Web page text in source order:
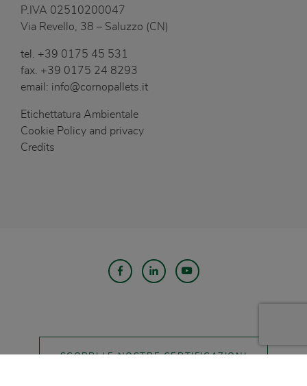
P.IVA 02510200047
Via Revello, 38 – Saluzzo (CN)
tel. +39 0175 45 531
fax. +39 0175 24 8293
email: info@cornopallets.it
Etichettatura Ambientale
Cookie Policy and privacy
Credits
SCOPRI LE NOSTRE CERTIFICAZIONI